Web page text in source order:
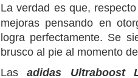
La verdad es que,
mejoras pensando en
logra perfectamente. Se
brusco al pie al momento
Lasadidas
Ultraboost